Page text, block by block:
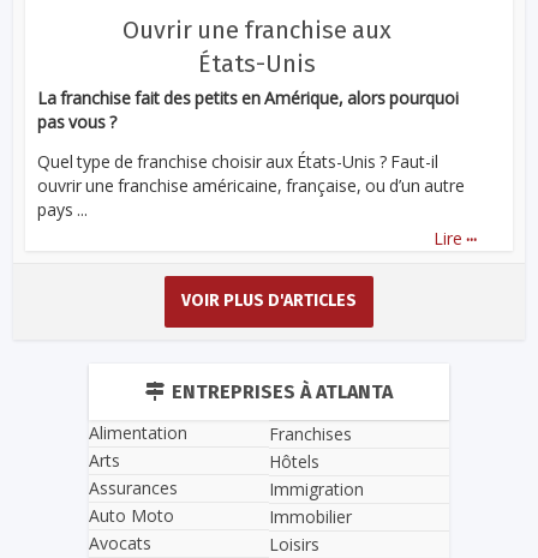
Ouvrir une franchise aux
États-Unis
La franchise fait des petits en Amérique, alors pourquoi
pas vous ?
Quel type de franchise choisir aux États-Unis ? Faut-il
ouvrir une franchise américaine, française, ou d’un autre
pays ...
Lire ...
VOIR PLUS D'ARTICLES
ENTREPRISES À ATLANTA
Alimentation
Arts
Assurances
Auto Moto
Avocats
Franchises
Hôtels
Immigration
Immobilier
Loisirs